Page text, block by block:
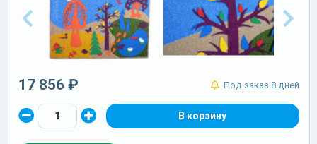
17 856 ₽ Под заказ 8 дней